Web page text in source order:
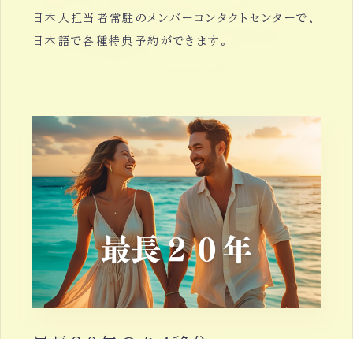
日本人担当者常駐のメンバーコンタクトセンターで、
日本語で各種特典予約ができます。